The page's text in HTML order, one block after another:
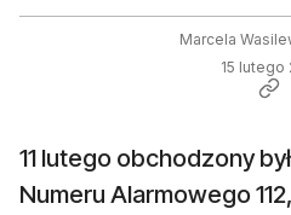
Marcela
15 lutego
11 lutego obchodzony
Numeru Alarmowego